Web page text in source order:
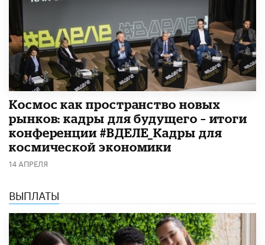
Космос как пространство новых
рынков: кадры для будущего – итоги
конференции #ВДЕЛЕ_Кадры для
космической экономики
14 АПРЕЛЯ
ВЫПЛАТЫ